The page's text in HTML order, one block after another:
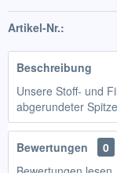
Artikel-Nr.:
Beschreibung
Unsere Stoff- und
abgerundeter
Bewertungen
0